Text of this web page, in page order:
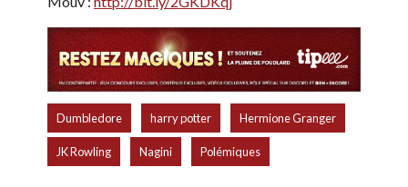
Dumbledore harry potter Hermione Granger
JK Rowling Nagini Polémiques